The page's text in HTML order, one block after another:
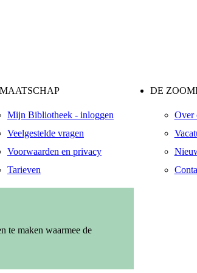
te maken waarmee de
Mijn Bibliotheek - inloggen
Veelgestelde vragen
Voorwaarden en privacy
Tarieven
DE
Over